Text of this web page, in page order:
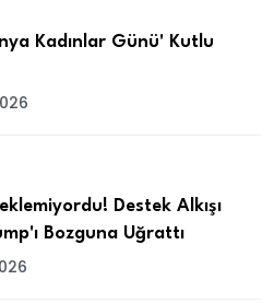
Kadınlar Günü' Kutlu
Destek Alkışı
Bozguna Uğrattı